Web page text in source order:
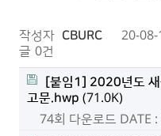
작성자 CBURC 20-08-
글 0건
[붙임1] 2020년도
고문.hwp (71.0K)
74회 다운로드 DATE